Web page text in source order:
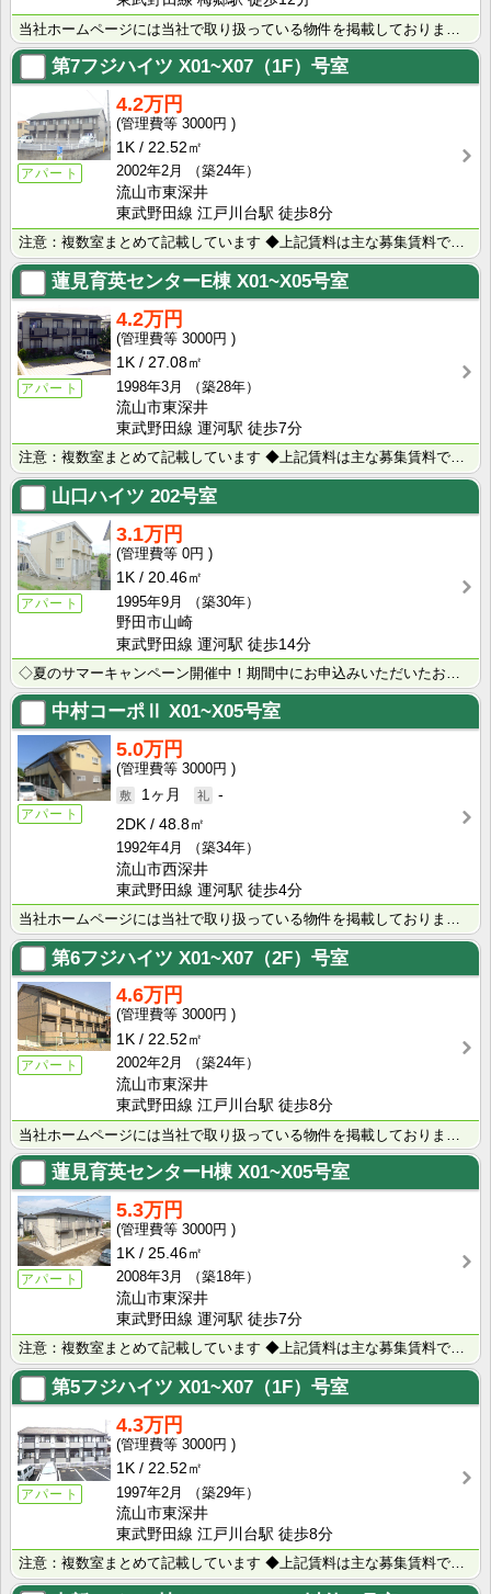
第7フジハイツ X01~X07（1F）号室
アパート
4.2万円
3000円
1K
22.52㎡
2002年2月
（築24年）
流山市東深井
東武野田線 江戸川台駅 徒歩8分
注意：複数室まとめて記載しています ◆上記賃料は主な募集賃料です（4.1万円～4.3万円） ◆室内写･･･
蓮見育英センターE棟X01~X05号室
アパート
4.2万円
3000円
1K
27.08㎡
1998年3月
（築28年）
流山市東深井
東武野田線 運河駅 徒歩7分
注意：複数室まとめて記載しています ◆上記賃料は主な募集賃料です（4.0万円～4.3万円) ◆室内写･･･
山口ハイツ 202号室
アパート
3.1万円
0円
1K
20.46㎡
1995年9月
（築30年）
野田市山崎
東武野田線 運河駅 徒歩14分
中村コーポⅡ X01~X05号室
アパート
5.0万円
3000円
1ヶ月
-
2DK
48.8㎡
1992年4月
（築34年）
流山市西深井
東武野田線 運河駅 徒歩4分
第6フジハイツ X01~X07（2F）号室
アパート
4.6万円
3000円
1K
22.52㎡
2002年2月
（築24年）
流山市東深井
東武野田線 江戸川台駅 徒歩8分
蓮見育英センターH棟X01~X05号室
アパート
5.3万円
3000円
1K
25.46㎡
2008年3月
（築18年）
流山市東深井
東武野田線 運河駅 徒歩7分
注意：複数室まとめて記載しています ◆上記賃料は主な募集賃料です（5.0万円～5.5万円） ◆室内写･･･
第5フジハイツ X01~X07（1F）号室
アパート
4.3万円
3000円
1K
22.52㎡
1997年2月
（築29年）
流山市東深井
東武野田線 江戸川台駅 徒歩8分
注意：複数室まとめて記載しています ◆上記賃料は主な募集賃料です（4.2万円～4.4万円） ◆室内写･･･